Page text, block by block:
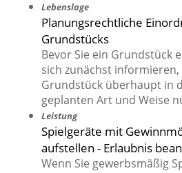
Lebenslage
Planungsrechtliche
Grundstücks
Bevor Sie ein Grundstück
sich zunächst
Grundstück überhaupt in
geplanten Art und Weise
Leistung
Spielgeräte mit
aufstellen - Erlaubnis
Wenn Sie gewerbsmäßig